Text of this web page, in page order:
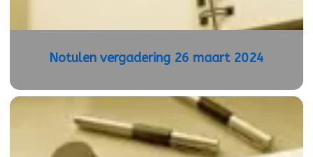
Notulen vergadering 26 maart 2024